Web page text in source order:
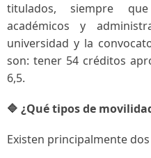
titulados, siempre
académicos y
universidad y la
son: tener 54 créditos
6,5.
🔷 ¿Qué tipos de
Existen principalmente